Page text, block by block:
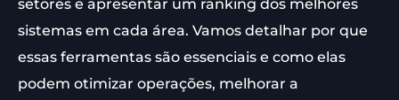
setores e apresentar um ranking dos melhores
sistemas em cada área. Vamos detalhar por que
essas ferramentas são essenciais e como elas
podem otimizar operações, melhorar a